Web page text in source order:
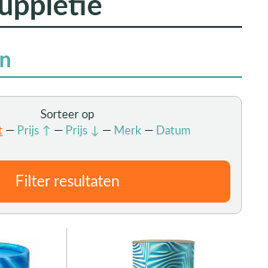
Sorteer op
— Prijs ↑ — Prijs ↓ — Merk— Datum
Filter resultaten